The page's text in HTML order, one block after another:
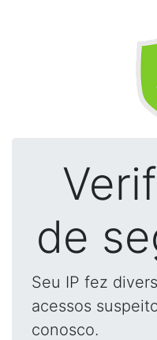
de
Seu IP fez
acessos
conosco.